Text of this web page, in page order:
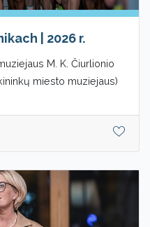
| 2026 r.
M. K. Čiurlionio
miesto muziejaus)